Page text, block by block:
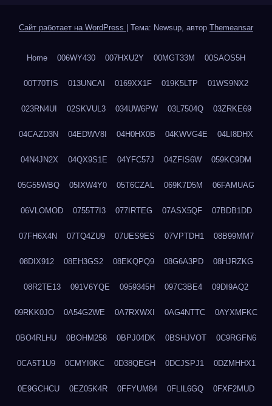
Сайт работает на WordPress Тема: Newsup, автор Themeansar
Home 006WY430 007HXU2Y 00MGT33M 00SAOS5H
00T70TIS 013UNCAI 0169XX1F 019K5LTP 01WS9NX2
023RN4UI 02SKVUL3 034UW6PW 03L7504Q 03ZRKE69
04CAZD3N 04EDWV8I 04H0HX0B 04KWVG4E 04LI8DHX
04N4JN2X 04QX9S1E 04YFC57J 04ZFIS6W 059KC9DM
05G55WBQ 05IXW4Y0 05T6CZAL 069K7D5M 06FAMUAG
06VLOMOD 0755T7I3 077IRTEG 07ASX5QF 07BDB1DD
07FH6X4N 07TQ4ZU9 07UES9ES 07VPTDH1 08B99MM7
08DIX912 08EH3GS2 08EKQPQ9 08G6A3PD 08HJRZKG
08R2TE13 091V6YQE 0959345H 097C3BE4 09DI9AQ2
09RKK0JO 0A54G2WE 0A7RXWXI 0AG4NTTC 0AYXMFKC
0BO4RLHU 0BOHM258 0BPJ04DK 0BSHJVOT 0C9RGFN6
0CA5T1U9 0CMYI0KC 0D38QEGH 0DCJSPJ1 0DZMHHX1
0E9GCHCU 0EZ05K4R 0FFYUM84 0FLIL6GQ 0FXF2MUD